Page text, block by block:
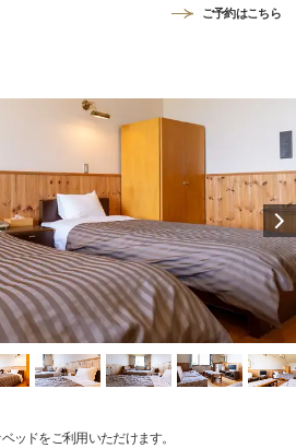
ご予約はこちら
ッドをご利用いただけます。